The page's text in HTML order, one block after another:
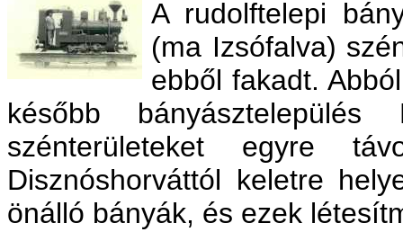
A rudolftelepi
(ma Izsófalva)
ebből fakadt.
később
szénterületeket egyre
Disznóshorváttól keletre
önálló bányák, és ezek